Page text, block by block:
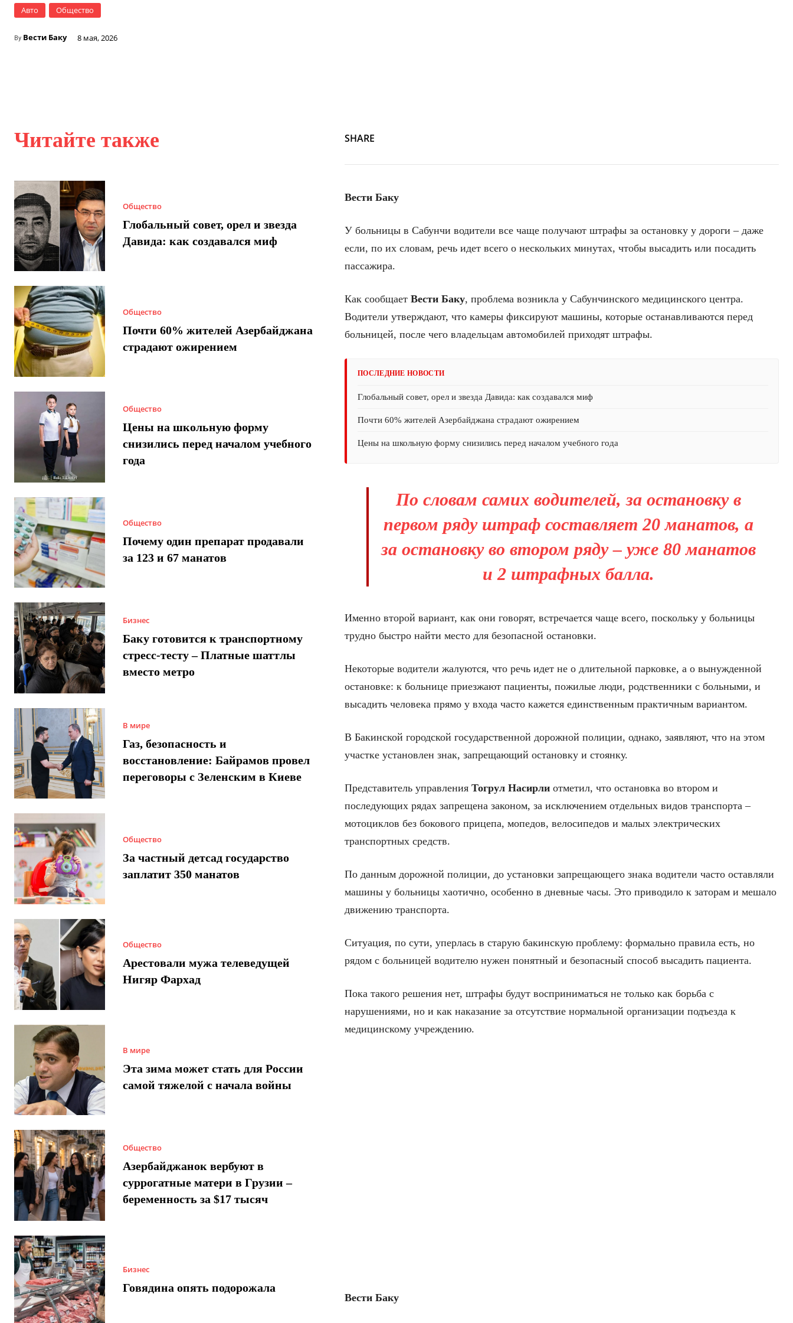
Авто Общество
By Вести Баку 8 мая, 2026
Читайте также
Общество
Глобальный совет, орел и звезда
Давида: как создавался миф
Общество
Почти 60% жителей Азербайджана
страдают ожирением
Общество
Цены на школьную форму
снизились перед началом учебного
года
Общество
Почему один препарат продавали
за 123 и 67 манатов
Бизнес
Баку готовится к транспортному
стресс-тесту – Платные шаттлы
вместо метро
В мире
Газ, безопасность и
восстановление: Байрамов провел
переговоры с Зеленским в Киеве
Общество
За частный детсад государство
заплатит 350 манатов
Общество
Арестовали мужа телеведущей
Нигяр Фархад
В мире
Эта зима может стать для России
самой тяжелой с начала войны
Общество
Азербайджанок вербуют в
суррогатные матери в Грузии –
беременность за $17 тысяч
Бизнес
Говядина опять подорожала
SHARE
Вести Баку
У больницы в Сабунчи водители все чаще получают штрафы за остановку у дороги – даже
если, по их словам, речь идет всего о нескольких минутах, чтобы высадить или посадить
пассажира.
Как сообщает Вести Баку, проблема возникла у Сабунчинского медицинского центра.
Водители утверждают, что камеры фиксируют машины, которые останавливаются перед
больницей, после чего владельцам автомобилей приходят штрафы.
ПОСЛЕДНИЕ НОВОСТИ
Глобальный совет, орел и звезда Давида: как создавался миф
Почти 60% жителей Азербайджана страдают ожирением
Цены на школьную форму снизились перед началом учебного года
По словам самих водителей, за остановку в
первом ряду штраф составляет 20 манатов, а
за остановку во втором ряду – уже 80 манатов
и 2 штрафных балла.
Именно второй вариант, как они говорят, встречается чаще всего, поскольку у больницы
трудно быстро найти место для безопасной остановки.
Некоторые водители жалуются, что речь идет не о длительной парковке, а о вынужденной
остановке: к больнице приезжают пациенты, пожилые люди, родственники с больными, и
высадить человека прямо у входа часто кажется единственным практичным вариантом.
В Бакинской городской государственной дорожной полиции, однако, заявляют, что на этом
участке установлен знак, запрещающий остановку и стоянку.
Представитель управления Тогрул Насирли отметил, что остановка во втором и
последующих рядах запрещена законом, за исключением отдельных видов транспорта –
мотоциклов без бокового прицепа, мопедов, велосипедов и малых электрических
транспортных средств.
По данным дорожной полиции, до установки запрещающего знака водители часто оставляли
машины у больницы хаотично, особенно в дневные часы. Это приводило к заторам и мешало
движению транспорта.
Ситуация, по сути, уперлась в старую бакинскую проблему: формально правила есть, но
рядом с больницей водителю нужен понятный и безопасный способ высадить пациента.
Пока такого решения нет, штрафы будут восприниматься не только как борьба с
нарушениями, но и как наказание за отсутствие нормальной организации подъезда к
медицинскому учреждению.
Вести Баку